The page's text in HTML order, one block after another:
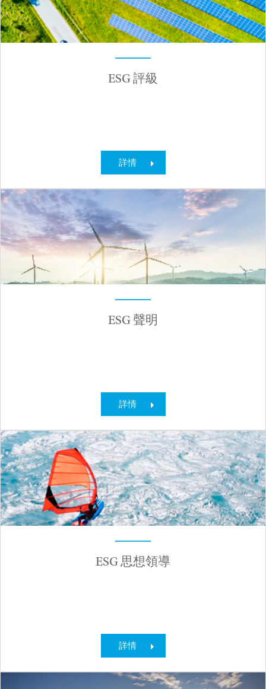
ESG 評級
詳情
ESG 聲明
詳情
ESG 思想領導
詳情